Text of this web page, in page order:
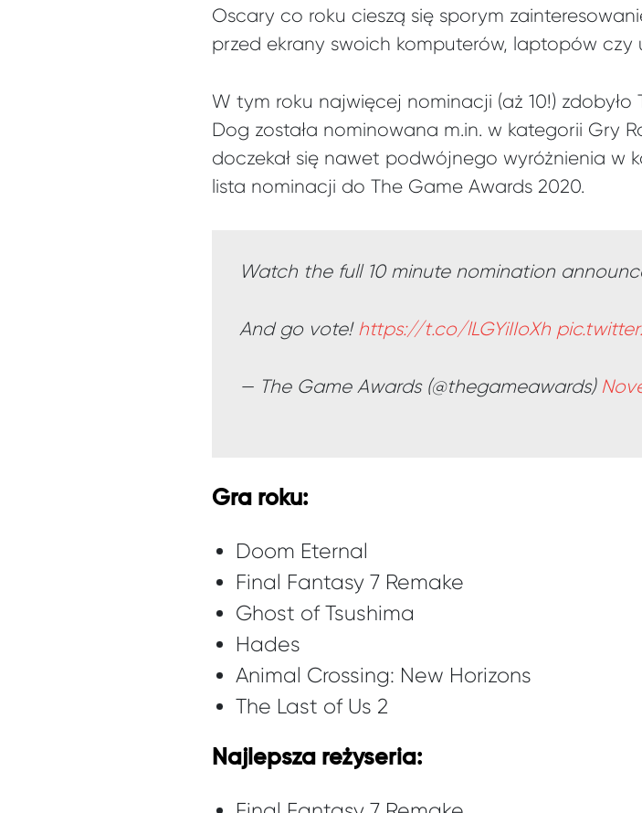
Oscary co roku cieszą się sporym
przed ekrany swoich komputerów, laptopów czy
W tym roku najwięcej nominacji (aż 10!)
Dog została nominowana m.in. w kategorii Gry
doczekał się nawet podwójnego wyróżnienia w
lista nominacji do The Game Awards 2020.
Watch the full 10 minute nomination
And go vote! https://t.co/lLGYiIIoXh
— The Game Awards (@thegameawards)
Gra roku:
Doom Eternal
Final Fantasy 7 Remake
Ghost of Tsushima
Hades
Animal Crossing: New Horizons
The Last of Us 2
Najlepsza reżyseria: